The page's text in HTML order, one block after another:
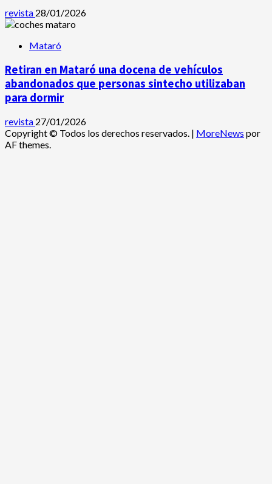
revista 28/01/2026
Mataró
Retiran en Mataró una docena de vehículos
abandonados que personas sintecho utilizaban
para dormir
revista 27/01/2026
Copyright © Todos los derechos reservados. | MoreNews por
AF themes.